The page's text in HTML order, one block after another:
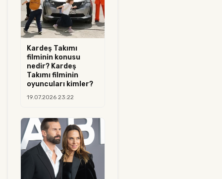
Kardeş Takımı
filminin konusu
nedir? Kardeş
Takımı filminin
oyuncuları kimler?
19.07.2026 23:22